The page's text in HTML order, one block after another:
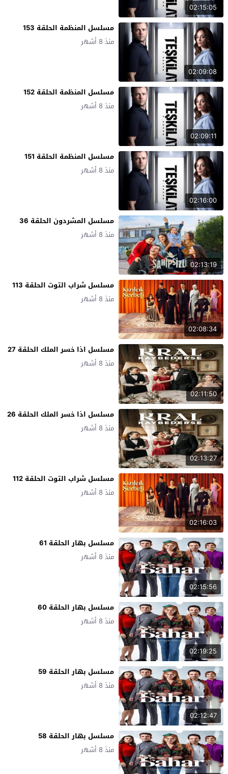
02:15:05
02:09:08
مسلسل المنظمة الحلقة 153
منذ 8 أشهر
02:09:11
مسلسل المنظمة الحلقة 152
منذ 8 أشهر
02:16:00
مسلسل المنظمة الحلقة 151
منذ 8 أشهر
02:13:19
مسلسل المشردون الحلقة 36
منذ 8 أشهر
02:08:34
مسلسل شراب التوت الحلقة 113
منذ 8 أشهر
02:11:50
مسلسل اذا خسر الملك الحلقة 27
منذ 8 أشهر
02:13:27
مسلسل اذا خسر الملك الحلقة 26
منذ 8 أشهر
02:16:03
مسلسل شراب التوت الحلقة 112
منذ 8 أشهر
02:15:56
مسلسل بهار الحلقة 61
منذ 8 أشهر
02:19:25
مسلسل بهار الحلقة 60
منذ 8 أشهر
02:12:47
مسلسل بهار الحلقة 59
منذ 8 أشهر
مسلسل بهار الحلقة 58
منذ 8 أشهر